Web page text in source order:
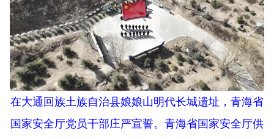
在大通回族土族自治县娘娘山明代长城遗址，青海省
国家安全厅党员干部庄严宣誓。青海省国家安全厅供